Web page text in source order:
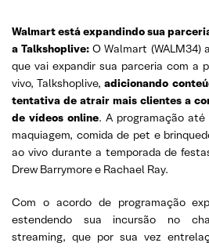
Walmart está expandindo sua
a Talkshoplive: O Walmart (WALM34)
que vai expandir sua parceria com a
vivo, Talkshoplive,adicionando
tentativa de atrair mais clientes a
de vídeos online. A programação
maquiagem, comida de pet e
ao vivo durante a temporada de
Drew Barrymore e Rachael Ray.
Com o acordo de programação
estendendo sua incursão no
streaming, que por sua vez